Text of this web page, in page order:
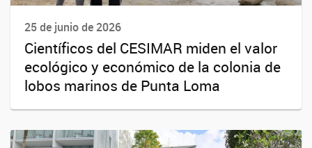
25 de junio de 2026
Científicos del CESIMAR miden el valor
ecológico y económico de la colonia de
lobos marinos de Punta Loma